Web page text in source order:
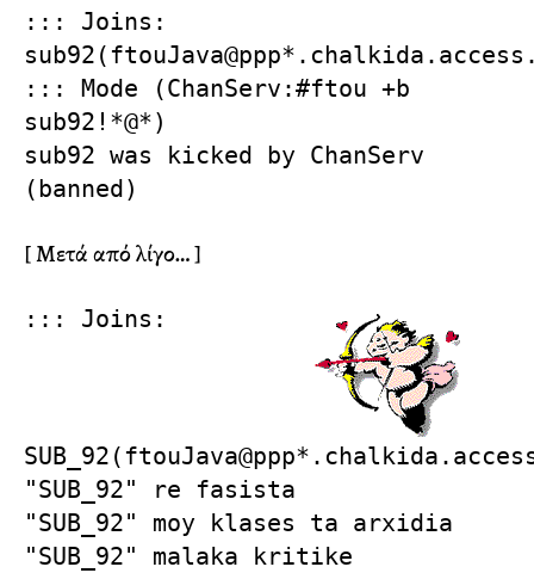
::: Joins:
::: Mode (ChanServ:#ftou +b
sub92!*@*)
sub92 was kicked by ChanServ
(banned)
[ Μετά από λίγο… ]
::: Joins:
"SUB_92" re fasista
"SUB_92" moy klases ta arxidia
"SUB_92" malaka kritike